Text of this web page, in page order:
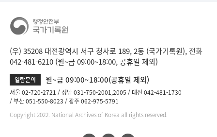
(우) 35208 대전광역시 서구 청사로 189, 2동 (국가기록원), 전화
042-481-6210 (월~금 09:00~18:00, 공휴일 제외)
열람문의 월~금 09:00~18:00(공휴일 제외)
서울 02-720-2721 성남 031-750-2001,2005
대전 042-481-1730
부산 051-550-8023
광주 062-975-5791
Copyright 2022. National Archives of Korea all rights reserved.